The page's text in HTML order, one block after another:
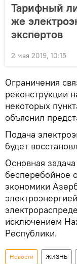
Тарифный
же
экспертов
2 мая 2019, 10:15
Ограничения
реконструкции
некоторых
объяснил
Подача
будет
Основная
бесперебойное
экономики
исключением
Республики.
Новости ЖИЗНЬ